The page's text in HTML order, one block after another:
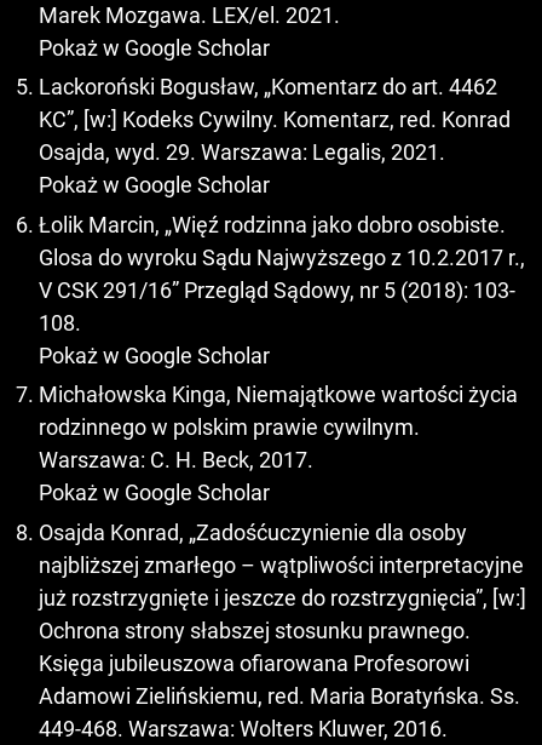
Marek Mozgawa. LEX/el. 2021.
Pokaż w Google Scholar
Lackoroński Bogusław, „Komentarz do art. 4462
KC”, [w:] Kodeks Cywilny. Komentarz, red. Konrad
Osajda, wyd. 29. Warszawa: Legalis, 2021.
Pokaż w Google Scholar
Łolik Marcin, „Więź rodzinna jako dobro osobiste.
Glosa do wyroku Sądu Najwyższego z 10.2.2017 r.,
V CSK 291/16” Przegląd Sądowy, nr 5 (2018): 103-
108.
Pokaż w Google Scholar
Michałowska Kinga, Niemajątkowe wartości życia
rodzinnego w polskim prawie cywilnym.
Warszawa: C. H. Beck, 2017.
Pokaż w Google Scholar
Osajda Konrad, „Zadośćuczynienie dla osoby
najbliższej zmarłego – wątpliwości interpretacyjne
już rozstrzygnięte i jeszcze do rozstrzygnięcia”, [w:]
Ochrona strony słabszej stosunku prawnego.
Księga jubileuszowa ofiarowana Profesorowi
Adamowi Zielińskiemu, red. Maria Boratyńska. Ss.
449-468. Warszawa: Wolters Kluwer, 2016.